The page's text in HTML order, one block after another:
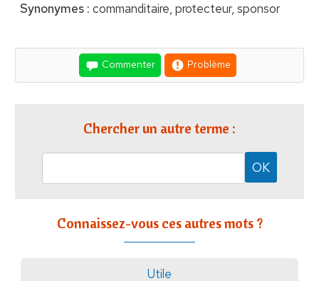
Synonymes : commanditaire, protecteur, sponsor
Commenter Problème
Chercher un autre terme :
Connaissez-vous ces autres mots ?
Utile